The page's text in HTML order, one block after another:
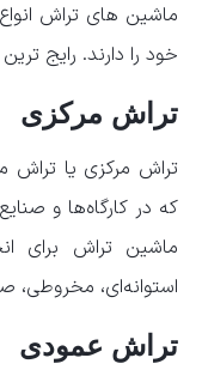
ماشین‌ های تراش
خود را دارند. رایج
تراش مرکزی
تراش مرکزی یا تراش
که در کارگاه‌ها و
ماشین تراش برای
استوانه‌ای، مخروطی،
تراش عمودی